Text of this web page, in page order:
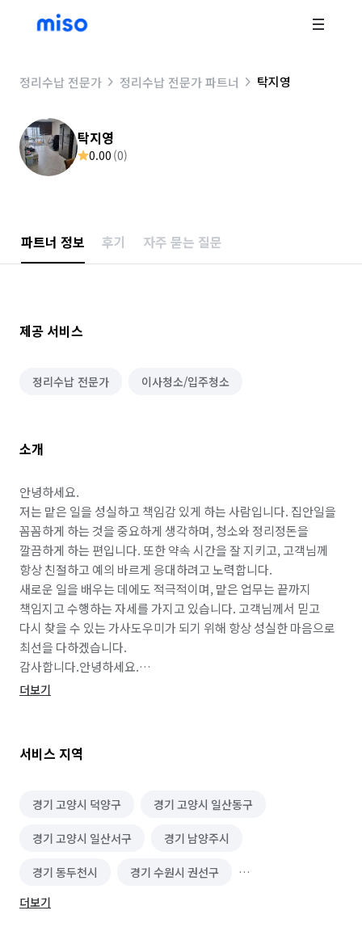
정리수납 전문가 정리수납 전문가 파트너 탁지영
탁지영
0.00 (0)
파트너 정보 후기 자주 묻는 질문
제공 서비스
정리수납 전문가 이사청소/입주청소
소개
안녕하세요.
저는 맡은 일을 성실하고 책임감 있게 하는 사람입니다. 집안일을
꼼꼼하게 하는 것을 중요하게 생각하며, 청소와 정리정돈을
깔끔하게 하는 편입니다. 또한 약속 시간을 잘 지키고, 고객님께
항상 친절하고 예의 바르게 응대하려고 노력합니다.
새로운 일을 배우는 데에도 적극적이며, 맡은 업무는 끝까지
책임지고 수행하는 자세를 가지고 있습니다. 고객님께서 믿고
다시 찾을 수 있는 가사도우미가 되기 위해 항상 성실한 마음으로
최선을 다하겠습니다.
감사합니다.안녕하세요.
저는 맡은 일을 성실하고 책임감 있게 하는 사람입니다. 집안일을
항상 친절하고 예의 바르게 응대하려고 노력합니다.
새로운 일을 배우는 데에도 적극적이며, 맡은 업무는 끝까지
다시 찾을 수 있는 가사도우미가 되기 위해 항상 성실한 마음으로
감사합니다.
더보기
서비스 지역
경기 고양시 덕양구 경기 고양시 일산동구
경기 고양시 일산서구 경기 남양주시
경기 동두천시 경기 수원시 권선구
경기 수원시 영통구
더보기